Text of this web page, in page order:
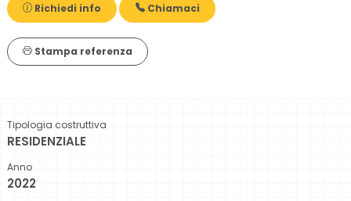
Richiedi info Chiamaci
Stampa referenza
Tipologia costruttiva
RESIDENZIALE
Anno
2022